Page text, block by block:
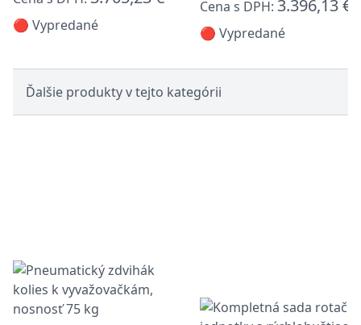
🔴 Vypredané
Cena s DPH: 3.396,13 €
🔴 Vypredané
Ďalšie produkty v tejto kategórii